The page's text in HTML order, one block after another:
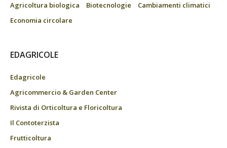
Agricoltura biologica
Biotecnologie
Cambiamenti climatici
Economia circolare
EDAGRICOLE
Edagricole
Agricommercio & Garden Center
Rivista di Orticoltura e Floricoltura
Il Contoterzista
Frutticoltura